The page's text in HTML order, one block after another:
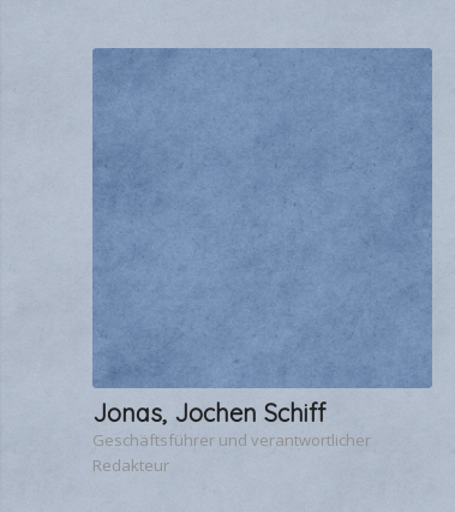
Jonas, Jochen Schiff
Geschäftsführer und verantwortlicher
Redakteur